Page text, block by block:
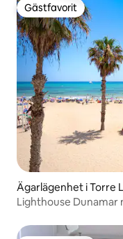
Gästfavorit
Gästfavorit
Ägarlägenhet i Torre
Lighthouse Dunamar